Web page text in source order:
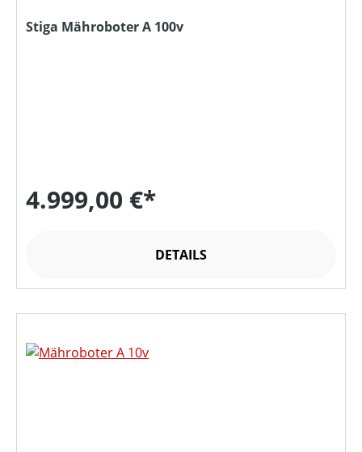
Stiga Mähroboter A 100v
4.999,00 €*
DETAILS